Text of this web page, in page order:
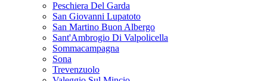
Peschiera Del Garda
San Giovanni Lupatoto
San Martino Buon Albergo
Sant'Ambrogio Di Valpolicella
Sommacampagna
Sona
Trevenzuolo